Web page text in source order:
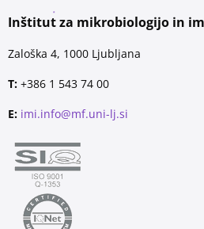
Inštitut za mikrobiologijo in
Zaloška 4, 1000 Ljubljana
T: +386 1 543 74 00
E: imi.info@mf.uni-lj.si